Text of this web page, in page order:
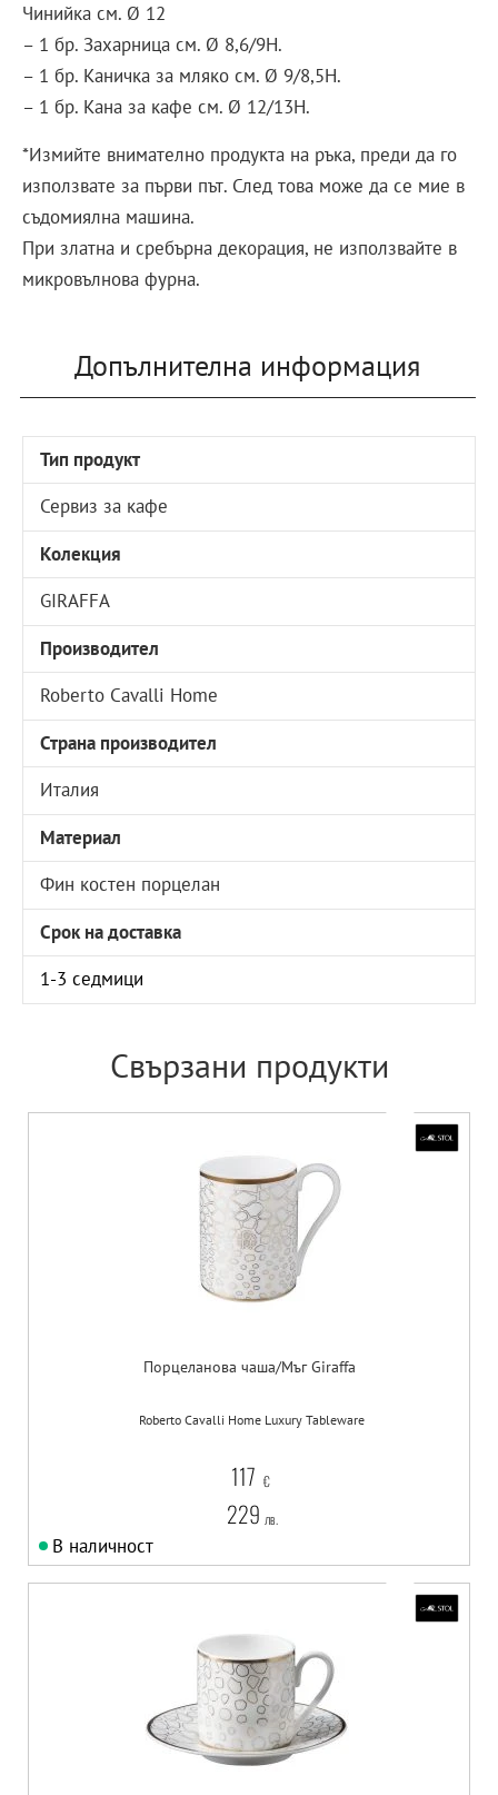
Чинийка см. Ø 12
– 1 бр. Захарница см. Ø 8,6/9Н.
– 1 бр. Каничка за мляко см. Ø 9/8,5Н.
– 1 бр. Кана за кафе см. Ø 12/13Н.
*Измийте внимателно продукта на ръка, преди да го
използвате за първи път. След това може да се мие в
съдомиялна машина.
При златна и сребърна декорация, не използвайте в
микровълнова фурна.
Допълнителна информация
Тип продукт
Сервиз за кафе
Колекция
GIRAFFA
Производител
Roberto Cavalli Home
Страна производител
Италия
Материал
Фин костен порцелан
Срок на доставка
1-3 седмици
Свързани продукти
Порцеланова чаша/Мъг Giraffa
Roberto Cavalli Home Luxury Tableware
117 €
229 лв.
В наличност